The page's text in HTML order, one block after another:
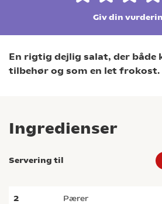
Giv din
En rigtig dejlig salat, der både
tilbehør og som en let frokost.
Ingredienser
Servering til
2 pærer